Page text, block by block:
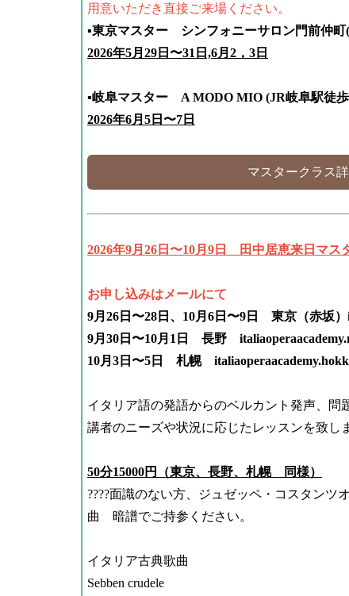
用意いただき直接ご来場ください。
▪️東京マスター シンフォニーサロン門前仲
2026年5月29日〜31日,6月2，3日
▪️岐阜マスター A MODO MIO (JR岐阜駅徒
2026年6月5 日〜7日
マスタークラス
2026年9月26日〜10月9日 田中居恵来日マス
お申し込みはメールにて
9月26日〜28日、10月6日〜9日 東京（赤坂）
9月30日〜10月1日 長野
10月3日〜5日 札幌
イタリア語の発語からのベルカント発声、
講者のニーズや状況に応じたレッスンを致し
50分15000円（東京、長野、札幌 同様）
????面識のない方、ジュゼッペ・コスタン
曲 暗譜でご持参ください。
イタリア古典歌曲
Sebben crudele